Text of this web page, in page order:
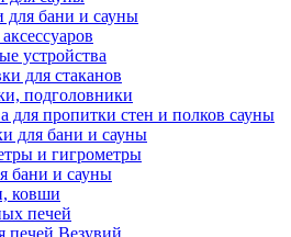
для бани и сауны
устройства
для стаканов
подголовники
для пропитки стен и полков сауны
для бани и сауны
и гигрометры
бани и сауны
ковши
печей
печей Везувий